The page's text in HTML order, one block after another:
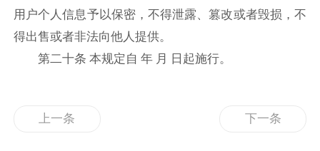
用户个人信息予以保密，不得泄露、篡改或者毁损，不
得出售或者非法向他人提供。
第二十条 本规定自 年 月 日起施行。
上一条 下一条